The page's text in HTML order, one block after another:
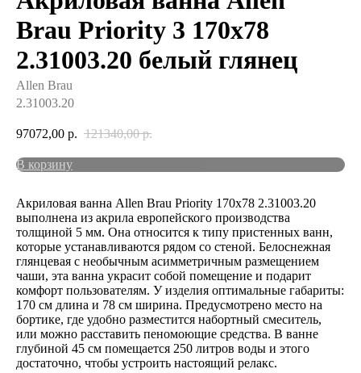
Brau Priority 3 170x78
2.31003.20 белый глянец
Allen Brau
2.31003.20
97072,00 р. 121340,00 р.
В корзину
Акриловая ванна Allen Brau Priority 170x78 2.31003.20
выполнена из акрила европейского производства
толщиной 5 мм. Она относится к типу пристенных ванн,
которые устанавливаются рядом со стеной. Белоснежная
глянцевая с необычным асимметричным размещением
чаши, эта ванна украсит собой помещение и подарит
комфорт пользователям. У изделия оптимальные габариты:
170 см длина и 78 см ширина. Предусмотрено место на
бортике, где удобно разместится набортный смеситель,
или можно расставить пеномоющие средства. В ванне
глубиной 45 см помещается 250 литров воды и этого
достаточно, чтобы устроить настоящий релакс.